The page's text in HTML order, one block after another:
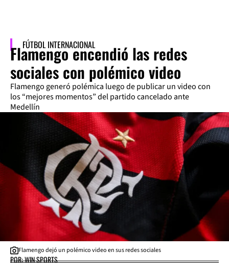
FÚTBOL INTERNACIONAL
Flamengo encendió las redes
sociales con polémico video
Flamengo generó polémica luego de publicar un video con
los “mejores momentos” del partido cancelado ante
Medellín
Flamengo dejó un polémico video en sus redes sociales
POR: WIN SPORTS